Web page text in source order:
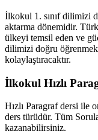
İlkokul 1. sınıf dilimizi
aktarma dönemidir.
ülkeyi temsil eden ve
dilimizi doğru
kolaylaştıracaktır.
İlkokul Hızlı
Hızlı Paragraf dersi ile
ders türüdür. Tüm
kazanabilirsiniz.